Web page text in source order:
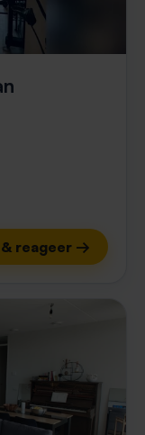
& reageer →